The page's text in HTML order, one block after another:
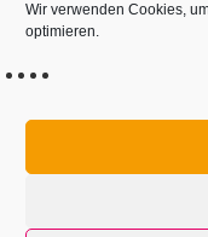
Wir verwenden Cookies,
optimieren.
KONTAKT
COOKIE-